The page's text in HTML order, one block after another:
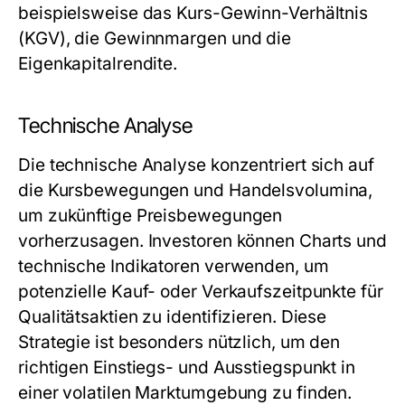
beispielsweise das Kurs-Gewinn-Verhältnis
(KGV), die Gewinnmargen und die
Eigenkapitalrendite.
Technische Analyse
Die technische Analyse konzentriert sich auf
die Kursbewegungen und Handelsvolumina,
um zukünftige Preisbewegungen
vorherzusagen. Investoren können Charts und
technische Indikatoren verwenden, um
potenzielle Kauf- oder Verkaufszeitpunkte für
Qualitätsaktien zu identifizieren. Diese
Strategie ist besonders nützlich, um den
richtigen Einstiegs- und Ausstiegspunkt in
einer volatilen Marktumgebung zu finden.